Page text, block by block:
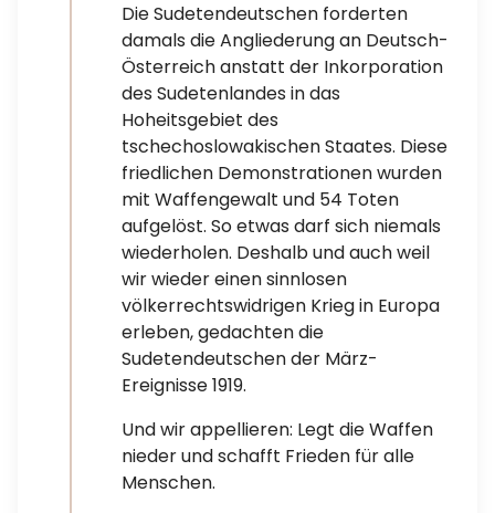
Die Sudetendeutschen forderten
damals die Angliederung an Deutsch-
Österreich anstatt der Inkorporation
des Sudetenlandes in das
Hoheitsgebiet des
tschechoslowakischen Staates. Diese
friedlichen Demonstrationen wurden
mit Waffengewalt und 54 Toten
aufgelöst. So etwas darf sich niemals
wiederholen. Deshalb und auch weil
wir wieder einen sinnlosen
völkerrechtswidrigen Krieg in Europa
erleben, gedachten die
Sudetendeutschen der März-
Ereignisse 1919.
Und wir appellieren: Legt die Waffen
nieder und schafft Frieden für alle
Menschen.